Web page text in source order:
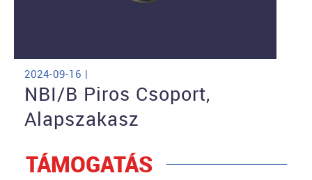
2024-09-16 |
NBI/B Piros Csoport,
Alapszakasz
TÁMOGATÁS